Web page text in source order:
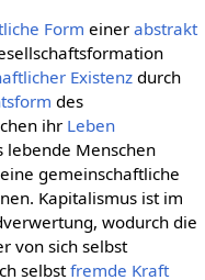
Form einer abstrakt
Existenzdurch
des
ihr Leben
lebende Menschen
gemeinschaftliche
Kapitalismus ist im
wodurch die
von sich selbst
selbstfremde Kraft